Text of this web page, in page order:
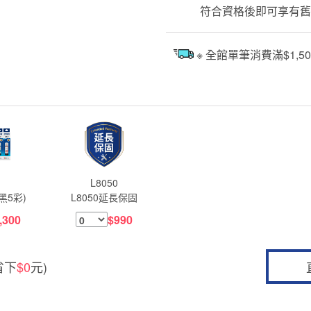
符合資格後即可享有
※ 全館單筆消費滿
5彩)
L8050
L8050延長保固
$990
下$0元)